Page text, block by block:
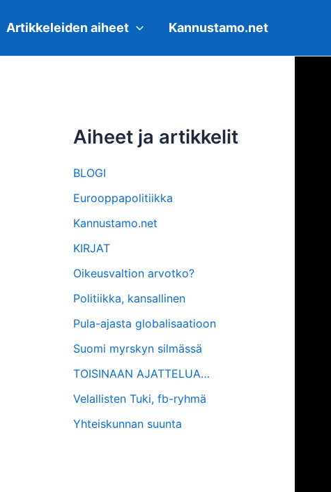
Artikkeleiden aiheet Kannustamo.net
Aiheet ja artikkelit
BLOGI
Eurooppapolitiikka
Kannustamo.net
KIRJAT
Oikeusvaltion arvotko?
Politiikka, kansallinen
Pula-ajasta globalisaatioon
Suomi myrskyn silmässä
TOISINAAN AJATTELUA…
Velallisten Tuki, fb-ryhmä
Yhteiskunnan suunta